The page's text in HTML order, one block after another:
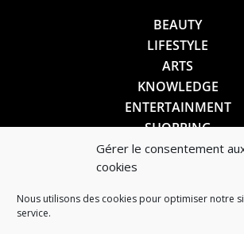
Gérer le consentement
cookies
Nous utilisons des cookies pour optimiser notre
service.
BEAUTY
LIFESTYLE
ARTS
KNOWLEDGE
ENTERTAINMENT
SHOPPING
SUIVEZ-